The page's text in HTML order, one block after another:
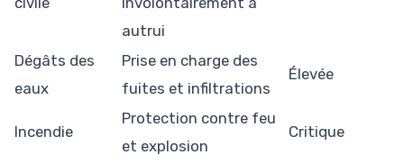
autrui
Dégâts des
eaux
Prise en charge des
fuites et infiltrations
Élevée
Incendie
Protection contre feu
et explosion
Critique